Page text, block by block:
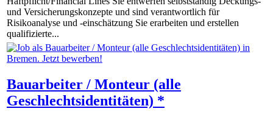
und Versicherungskonzepte und sind verantwortlich für
Risikoanalyse und -einschätzung Sie erarbeiten und erstellen
qualifizierte...
Bauarbeiter / Monteur (alle
Geschlechtsidentitäten) *